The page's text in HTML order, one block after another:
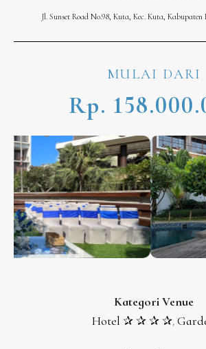
Jl. Sunset Road No.98, Kuta, Kec. Kuta, Kabupaten
MULAI DARI
Rp.
Kategori Venue
Hotel ✰ ✰ ✰ ✰,